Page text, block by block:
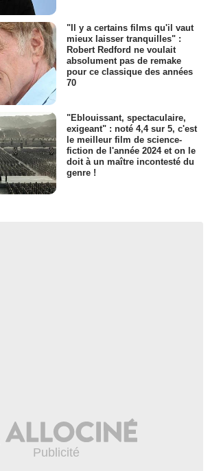
"Il y a certains films qu'il vaut
mieux laisser tranquilles" :
Robert Redford ne voulait
absolument pas de remake
pour ce classique des années
70
"Eblouissant, spectaculaire,
exigeant" : noté 4,4 sur 5, c'est
le meilleur film de science-
fiction de l'année 2024 et on le
doit à un maître incontesté du
genre !